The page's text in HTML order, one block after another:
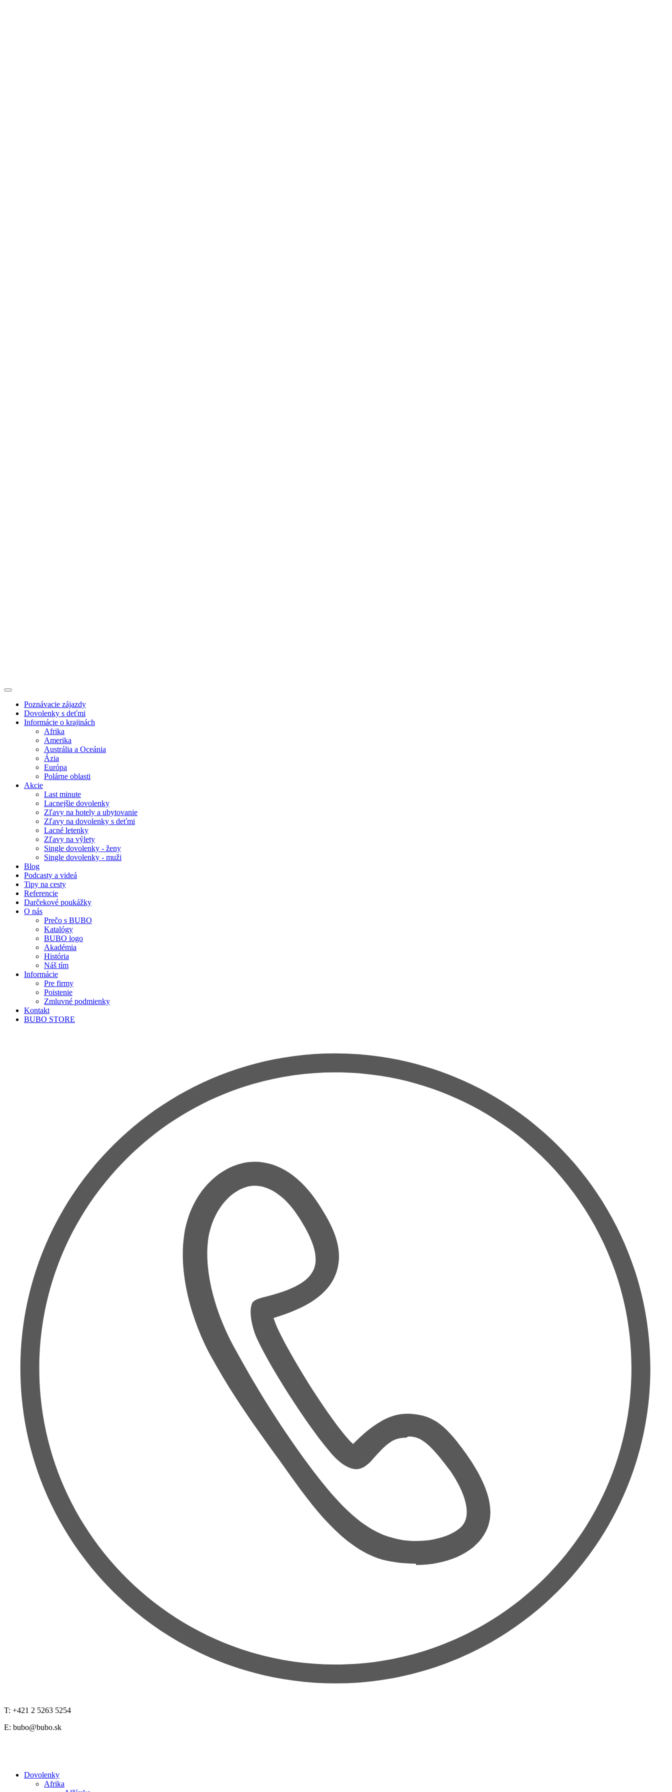
Poznávacie zájazdy
Dovolenky s deťmi
Informácie o krajinách
Afrika
Amerika
Austrália a Oceánia
Ázia
Európa
Polárne oblasti
Akcie
Last minute
Lacnejšie dovolenky
Zľavy na hotely a ubytovanie
Zľavy na dovolenky s deťmi
Lacné letenky
Zľavy na výlety
Single dovolenky - ženy
Single dovolenky - muži
Blog
Podcasty a videá
Tipy na cesty
Referencie
Darčekové poukážky
O nás
Prečo s BUBO
Katalógy
BUBO logo
Akadémia
História
Náš tím
Informácie
Pre firmy
Poistenie
Zmluvné podmienky
Kontakt
BUBO STORE
T: +421 2 5263 5254
E: bubo@bubo.sk
Dovolenky
Afrika